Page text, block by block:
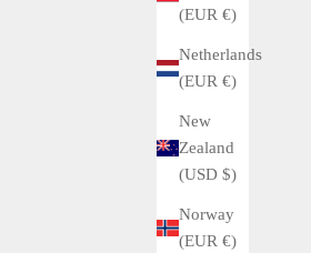
(EUR €)
Netherlands
(EUR €)
New
Zealand
(USD $)
Norway
(EUR €)